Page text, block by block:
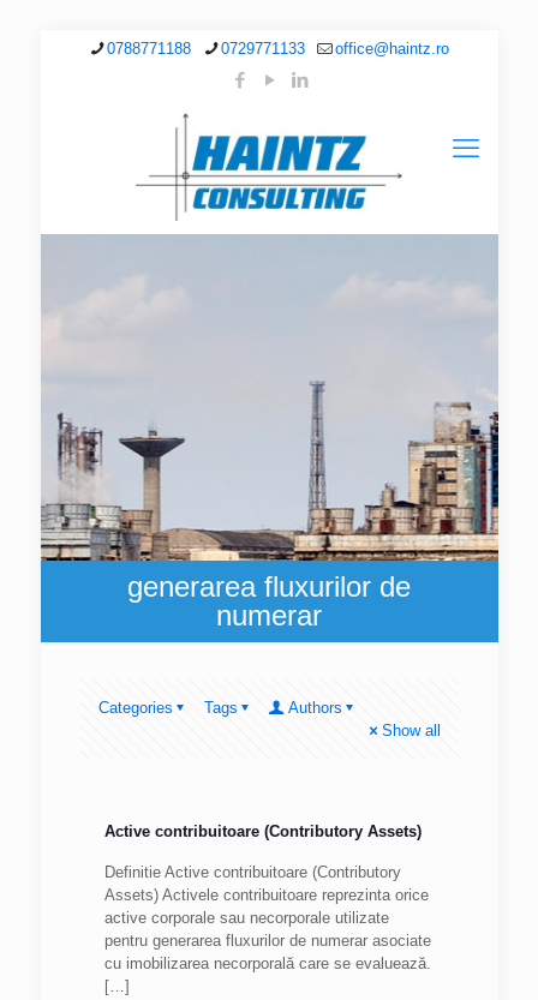
0788771188 0729771133 office@haintz.ro
generarea fluxurilor de
numerar
Categories Tags
Authors
Show all
Active contribuitoare (Contributory Assets)
Definitie Active contribuitoare (Contributory
Assets) Activele contribuitoare reprezinta orice
active corporale sau necorporale utilizate
pentru generarea fluxurilor de numerar asociate
cu imobilizarea necorporală care se evaluează.
[…]